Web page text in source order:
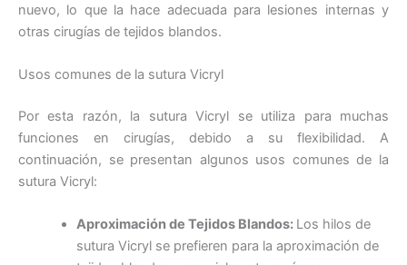
nuevo, lo que la hace adecuada para lesiones internas y
otras cirugías de tejidos blandos.
Usos comunes de la sutura Vicryl
Por esta razón, la sutura Vicryl se utiliza para muchas
funciones en cirugías, debido a su flexibilidad. A
continuación, se presentan algunos usos comunes de la
sutura Vicryl:
Aproximación de Tejidos Blandos: Los hilos de
sutura Vicryl se prefieren para la aproximación de